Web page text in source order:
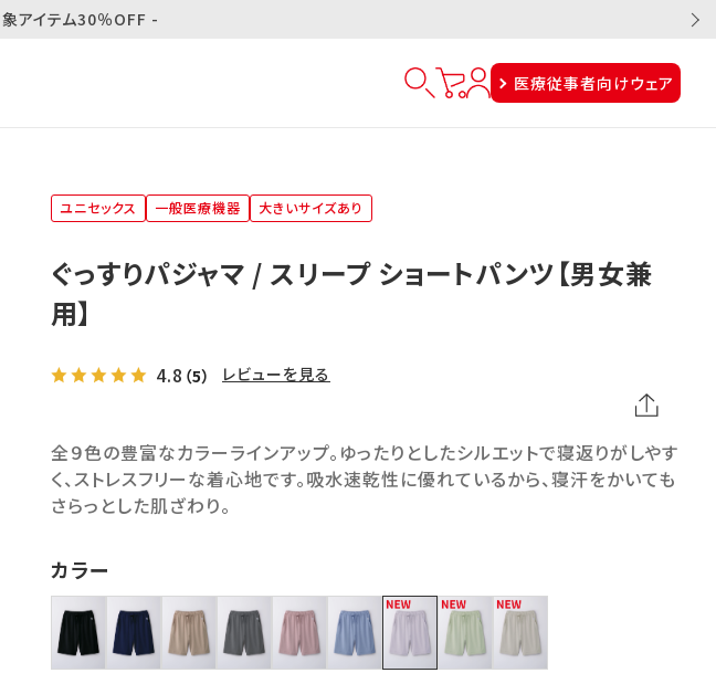
アイテム30％OFF -
医療従事者向けウェア
ユニセックス 一般医療機器 大きいサイズあり
ぐっすりパジャマ / スリープ ショートパンツ【男女兼
用】
4.8 （5） レビューを見る
全９色の豊富なカラーラインアップ。ゆったりとしたシルエットで寝返りがしやす
く、ストレスフリーな着心地です。吸水速乾性に優れているから、寝汗をかいても
さらっとした肌ざわり。
カラー